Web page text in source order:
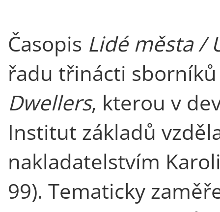
Časopis Lidé města /
řadu třinácti sborníků
Dwellers, kterou v
Institut základů
nakladatelstvím
99). Tematicky